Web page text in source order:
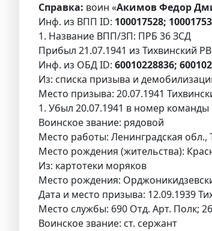
Справка: воин «Акимов Федор
Инф. из ВПП ID: 100017528;
1. Название ВПП/ЗП: ПРБ 36 ЗСД
Прибыл 21.07.1941 из Тихвинский
Инф. из ОБД ID: 60010228836;
Из: списка призыва и
Место призыва: 20.07.1941
1. Убыл 20.07.1941 в номер команды
Воинское звание: рядовой
Место работы: Ленинградская обл.,
Место рождения (жительства):
Из: картотеки моряков
Место рождения:
Дата и место призыва: 12.09.1939
Место службы: 690 Отд. Арт. Полк;
Воинское звание: ст. сержант